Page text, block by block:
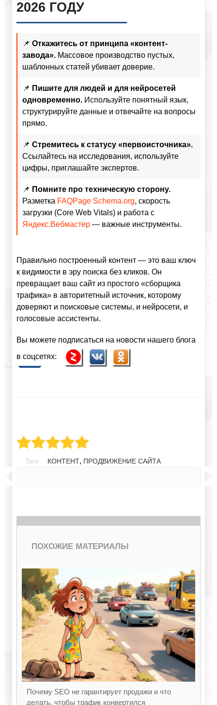
2026 ГОДУ
📌 Откажитесь от принципа «контент-
завода». Массовое производство пустых,
шаблонных статей убивает доверие.
📌 Пишите для людей и для нейросетей
одновременно. Используйте понятный язык,
структурируйте данные и отвечайте на вопросы
прямо.
📌 Стремитесь к статусу «первоисточника».
Ссылайтесь на исследования, используйте
цифры, приглашайте экспертов.
📌 Помните про техническую сторону.
Разметка FAQPage Schema.org, скорость
загрузки (Core Web Vitals) и работа с
Яндекс.Вебмастер — важные инструменты.
Правильно построенный контент — это ваш ключ
к видимости в эру поиска без кликов. Он
превращает ваш сайт из простого «сборщика
трафика» в авторитетный источник, которому
доверяют и поисковые системы, и нейросети, и
голосовые ассистенты.
Вы можете подписаться на новости нашего блога
в соцсетях:
Теги КОНТЕНТ, ПРОДВИЖЕНИЕ САЙТА
ПОХОЖИЕ МАТЕРИАЛЫ
Почему SEO не гарантирует продажи и что
делать, чтобы трафик конвертился